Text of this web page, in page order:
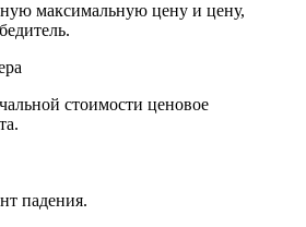
максимальную цену и цену,
стоимости ценовое
падения.